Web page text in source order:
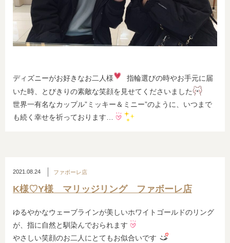
ディズニーがお好きなお二人様
指輪選びの時やお手元に届
いた時、とびきりの素敵な笑顔を見せてくださいました
世界一有名なカップル”ミッキー＆ミニー”のように、いつまで
も続く幸せを祈っております…
2021.08.24 ファボーレ店
K様♡Y様 マリッジリング ファボーレ店
ゆるやかなウェーブラインが美しいホワイトゴールドのリング
が、指に自然と馴染んでおられます
やさしい笑顔のお二人にとてもお似合いです